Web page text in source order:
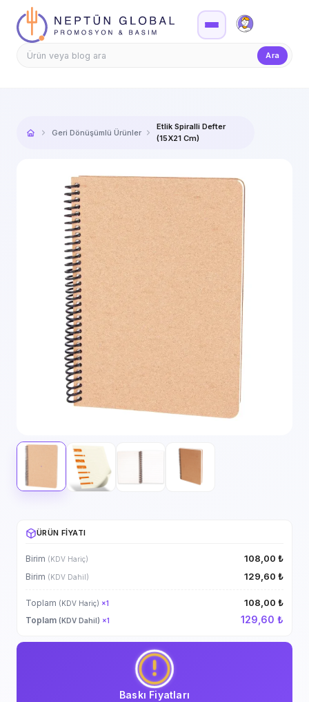
Firma Girişi
Ara
Geri Dönüşümlü Ürünler
Etlik Spiralli Defter
(15X21 Cm)
ÜRÜN FIYATI
Birim (KDV Hariç) 108,00 ₺
Birim (KDV Dahil) 129,60 ₺
Toplam (KDV Hariç) ×1 108,00 ₺
Toplam (KDV Dahil) ×1 129,60 ₺
Baskı Fiyatları